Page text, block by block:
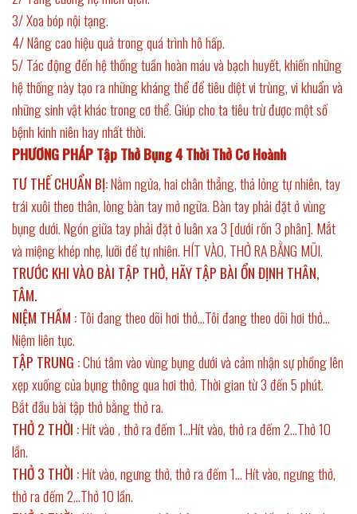
3/ Xoa bóp nội tạng.
4/ Nâng cao hiệu quả trong quá trình hô hấp.
5/ Tác động đến hệ thống tuần hoàn máu và bạch huyết, khiến những
hệ thống này tạo ra những kháng thể để tiêu diệt vi trùng, vi khuẩn và
những sinh vật khác trong cơ thể. Giúp cho ta tiêu trừ được một số
bệnh kinh niên hay nhất thời.
PHƯƠNG PHÁPTập Thở Bụng 4 Thời Thở Cơ Hoành
TƯ THẾ CHUẨN BỊ:Nằm ngửa, hai chân thẳng, thả lỏng tự nhiên, tay
trái xuôi theo thân, lòng bàn tay mở ngữa. Bàn tay phải đặt ở vùng
bụng dưới. Ngón giữa tay phải đặt ở luân xa 3 [dưới rốn 3 phân]. Mắt
và miệng khép nhẹ, lưỡi để tự nhiên. HÍT VÀO, THỞ RA BẰNG MŨI.
TRƯỚC KHI VÀO BÀI TẬP THỞ, HÃY TẬP BÀI ỔN ĐỊNH THÂN,
TÂM.
NIỆM THẦM :Tôi đang theo dõi hơi thở…Tôi đang theo dõi hơi thở…
Niệm liên tục.
TẬP TRUNG :Chú tâm vào vùng bụng dưới và cảm nhận sự phồng lên
xẹp xuống của bụng thông qua hơi thở. Thời gian từ 3 đến 5 phút.
Bắt đầu bài tập thở bằng thở ra.
THỞ 2 THỜI :Hít vào , thở ra đếm 1…Hít vào, thở ra đếm 2…Thở 10
lần.
THỞ 3 THỜI :Hít vào, ngưng thở, thở ra đếm 1… Hít vào, ngưng thở,
thở ra đếm 2…Thở 10 lần.